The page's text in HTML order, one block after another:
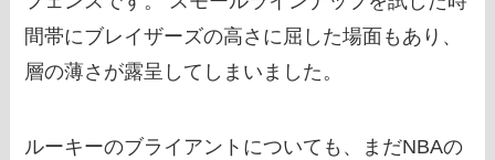
間帯にブレイザーズの高さに屈した場面もあり、
層の薄さが露呈してしまいました。
ルーキーのブライアントについても、まだNBAの